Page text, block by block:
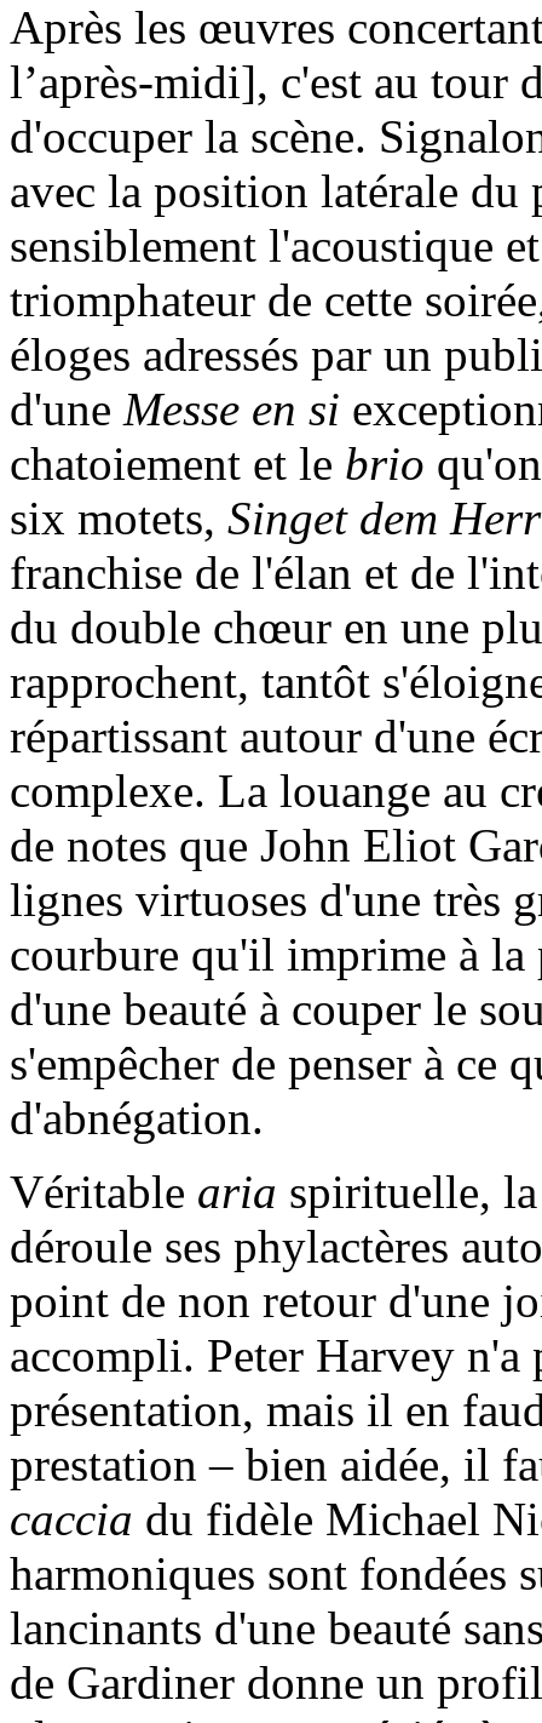
Après les œuvres
l’après-midi], c'est au tour
d'occuper la scène.
avec la position latérale du
sensiblement l'acoustique
triomphateur de cette
éloges adressés par un
d'une Messe en si
chatoiement et le brio
six motets, Singet dem
franchise de l'élan et de
du double chœur en une
rapprochent, tantôt
répartissant autour d'une
complexe. La louange au
de notes que John Eliot
lignes virtuoses d'une très
courbure qu'il imprime à
d'une beauté à couper le
s'empêcher de penser à ce
d'abnégation.
Véritable aria spirituelle,
déroule ses phylactères
point de non retour d'une
accompli. Peter Harvey n'a
présentation, mais il en
prestation – bien aidée, il
caccia du fidèle Michael
harmoniques sont fondées
lancinants d'une beauté
de Gardiner donne un